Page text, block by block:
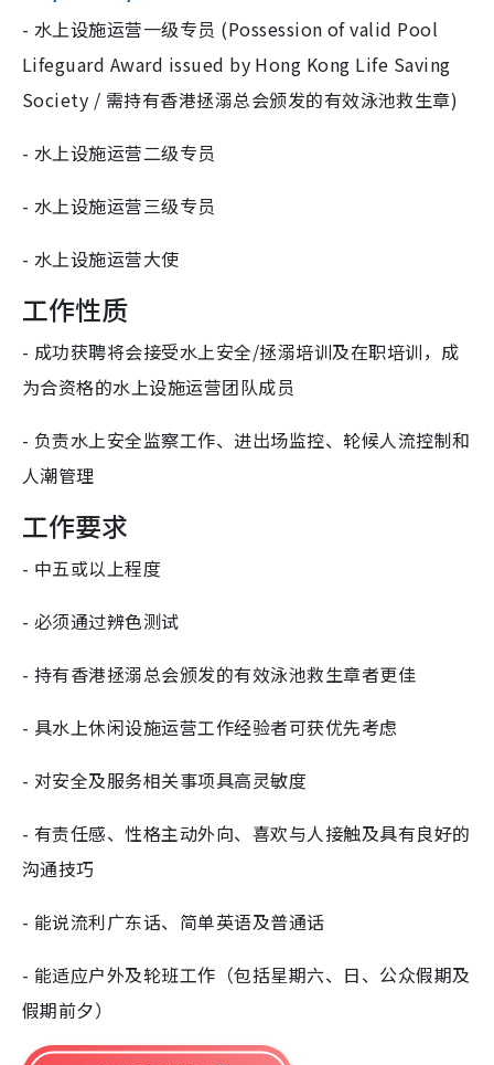
- 水上设施运营一级专员 (Possession of valid Pool
Lifeguard Award issued by Hong Kong Life Saving
Society / 需持有香港拯溺总会颁发的有效泳池救生章)
- 水上设施运营二级专员
- 水上设施运营三级专员
- 水上设施运营大使
工作性质
- 成功获聘将会接受水上安全/拯溺培训及在职培训，成
为合资格的水上设施运营团队成员
- 负责水上安全监察工作、进出场监控、轮候人流控制和
人潮管理
工作要求
- 中五或以上程度
- 必须通过辨色测试
- 持有香港拯溺总会颁发的有效泳池救生章者更佳
- 具水上休闲设施运营工作经验者可获优先考虑
- 对安全及服务相关事项具高灵敏度
- 有责任感、性格主动外向、喜欢与人接触及具有良好的
沟通技巧
- 能说流利广东话、简单英语及普通话
- 能适应户外及轮班工作（包括星期六、日、公众假期及
假期前夕）